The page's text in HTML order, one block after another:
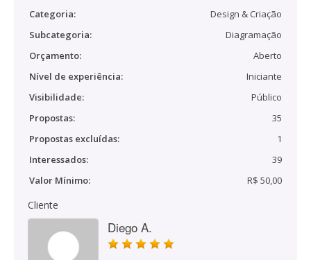
Categoria:
Design & Criação
Subcategoria:
Diagramação
Orçamento:
Aberto
Nível de experiência:
Iniciante
Visibilidade:
Público
Propostas:
35
Propostas excluídas:
1
Interessados:
39
Valor Mínimo:
R$ 50,00
Cliente
Diego A.